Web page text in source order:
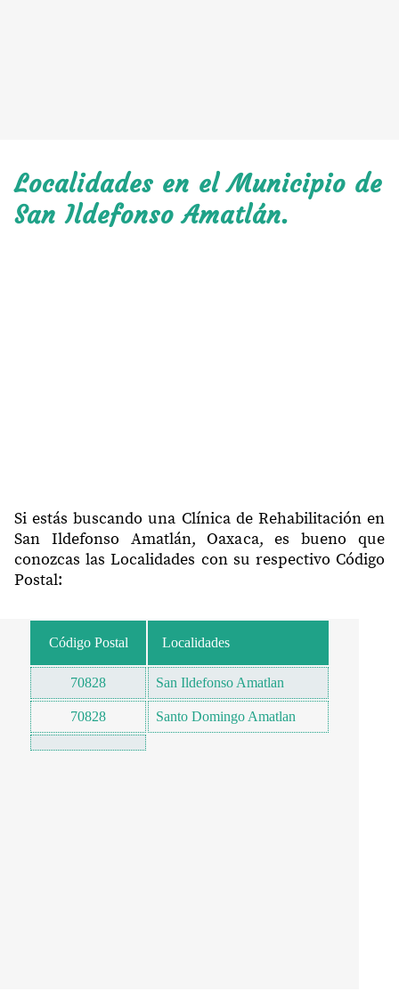
Localidades en el Municipio de
San Ildefonso Amatlán.
Si estás buscando una Clínica de Rehabilitación en
San Ildefonso Amatlán, Oaxaca, es bueno que
conozcas las Localidades con su respectivo Código
Postal:
Código Postal Localidades
70828 San Ildefonso Amatlan
70828 Santo Domingo Amatlan